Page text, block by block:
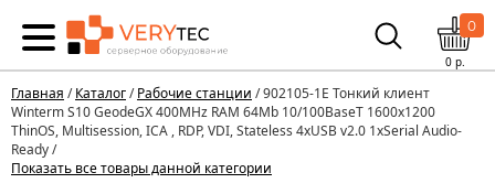
0
0р.
Главная /Каталог/Рабочие станции / 902105-1E Тонкий клиент
Winterm S10 GeodeGX 400MHz RAM 64Mb 10/100BaseT 1600x1200
ThinOS, Multisession, ICA , RDP, VDI, Stateless 4xUSB v2.0 1xSerial Audio-
Ready /
Показать все товары данной категории